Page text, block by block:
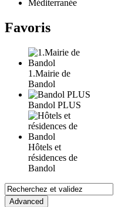
Favoris
1.Mairie de
Bandol
Bandol PLUS
Hôtels et
résidences de
Bandol